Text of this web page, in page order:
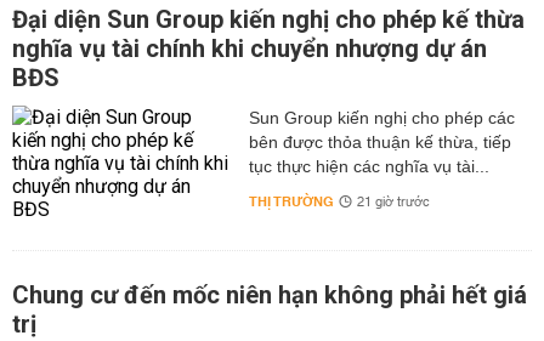
Đại diện Sun Group kiến nghị cho phép kế thừa
nghĩa vụ tài chính khi chuyển nhượng dự án
BĐS
Sun Group kiến nghị cho phép các
bên được thỏa thuận kế thừa, tiếp
tục thực hiện các nghĩa vụ tài...
THỊ TRƯỜNG 21 giờ trước
Chung cư đến mốc niên hạn không phải hết giá
trị